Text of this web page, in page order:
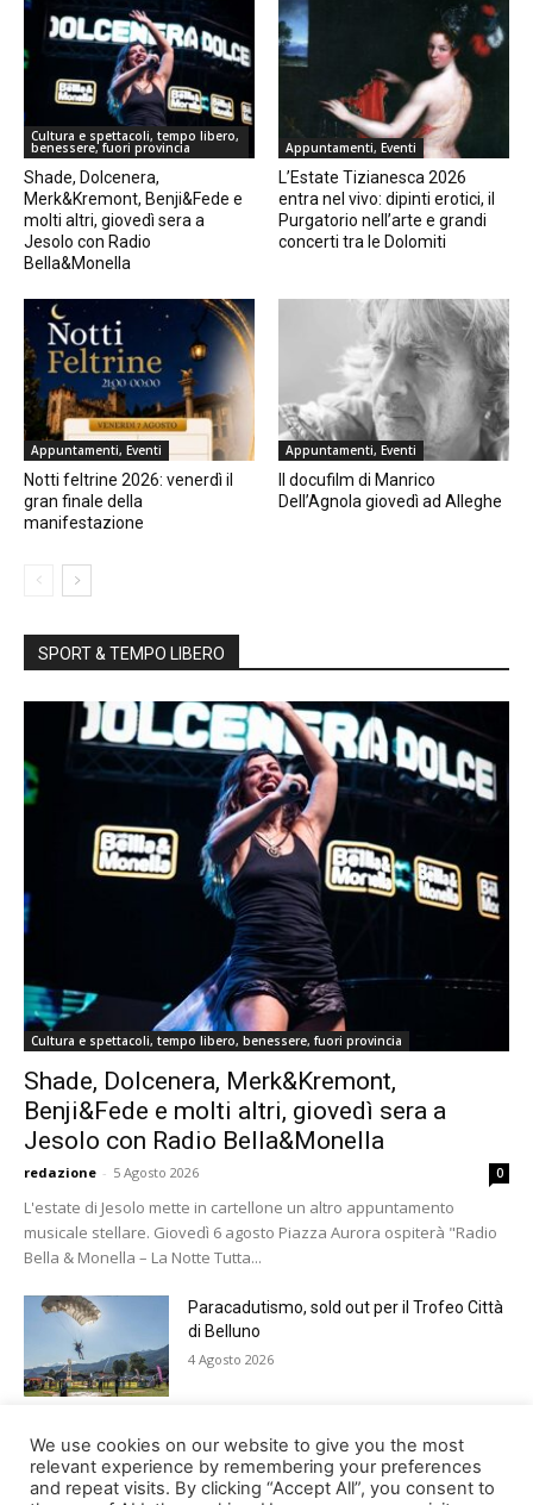
Cultura e spettacoli, tempo libero,
benessere, fuori provincia
Shade, Dolcenera,
Merk&Kremont, Benji&Fede e
molti altri, giovedì sera a
Jesolo con Radio
Bella&Monella
Appuntamenti, Eventi
L’Estate Tizianesca 2026
entra nel vivo: dipinti erotici, il
Purgatorio nell’arte e grandi
concerti tra le Dolomiti
Appuntamenti, Eventi
Notti feltrine 2026: venerdì il
gran finale della
manifestazione
Appuntamenti, Eventi
Il docufilm di Manrico
Dell’Agnola giovedì ad Alleghe
SPORT & TEMPO LIBERO
Cultura e spettacoli, tempo libero, benessere, fuori provincia
Shade, Dolcenera, Merk&Kremont,
Benji&Fede e molti altri, giovedì sera a
Jesolo con Radio Bella&Monella
redazione - 5 Agosto 2026 0
L'estate di Jesolo mette in cartellone un altro appuntamento
musicale stellare. Giovedì 6 agosto Piazza Aurora ospiterà "Radio
Bella & Monella – La Notte Tutta...
Paracadutismo, sold out per il Trofeo Città
di Belluno
4 Agosto 2026
Notti feltrine 2026: venerdì il gran finale
della manifestazione
4 Agosto 2026
We use cookies on our website to give you the most
relevant experience by remembering your preferences
and repeat visits. By clicking “Accept All”, you consent to